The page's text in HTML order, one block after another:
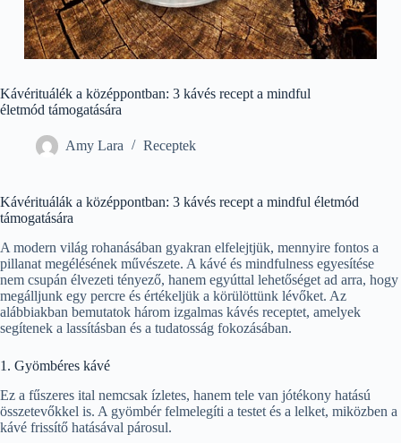
Kávérituálék a középpontban: 3 kávés recept a mindful
életmód támogatására
Amy Lara Receptek
Kávérituálák a középpontban: 3 kávés recept a mindful életmód
támogatására
A modern világ rohanásában gyakran elfelejtjük, mennyire fontos a
pillanat megélésének művészete. A kávé és mindfulness egyesítése
nem csupán élvezeti tényező, hanem egyúttal lehetőséget ad arra, hogy
megálljunk egy percre és értékeljük a körülöttünk lévőket. Az
alábbiakban bemutatok három izgalmas kávés receptet, amelyek
segítenek a lassításban és a tudatosság fokozásában.
1. Gyömbéres kávé
Ez a fűszeres ital nemcsak ízletes, hanem tele van jótékony hatású
összetevőkkel is. A gyömbér felmelegíti a testet és a lelket, miközben a
kávé frissítő hatásával párosul.